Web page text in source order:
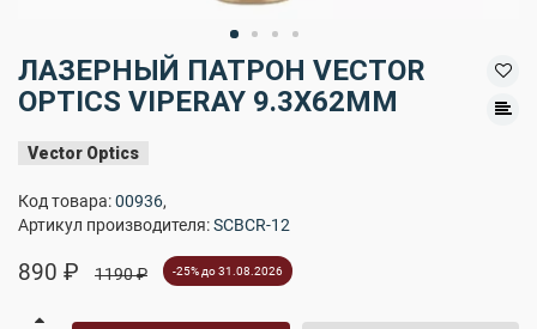
ЛАЗЕРНЫЙ ПАТРОН VECTOR
OPTICS VIPERAY 9.3X62MM
Vector Optics
Код товара:00936,
Артикул производителя:SCBCR-12
890 ₽ 1190 ₽ -25% до 31.08.2026